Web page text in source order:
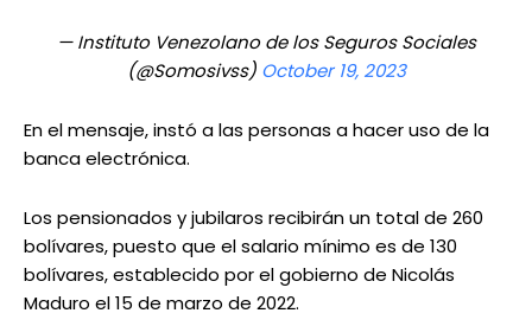
— Instituto Venezolano de los Seguros Sociales
(@Somosivss) October 19, 2023
En el mensaje, instó a las personas a hacer uso de la
banca electrónica.
Los pensionados y jubilaros recibirán un total de 260
bolívares, puesto que el salario mínimo es de 130
bolívares, establecido por el gobierno de Nicolás
Maduro el 15 de marzo de 2022.